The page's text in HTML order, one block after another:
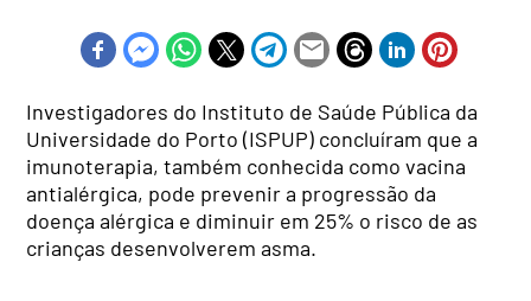
Investigadores do Instituto de Saúde Pública da
Universidade do Porto (ISPUP) concluíram que a
imunoterapia, também conhecida como vacina
antialérgica, pode prevenir a progressão da
doença alérgica e diminuir em 25% o risco de as
crianças desenvolverem asma.